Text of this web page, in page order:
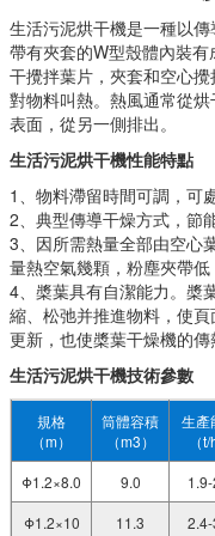
生活污泥烘干機是一種以
帶有夾套的W型殼體內裝
干攪拌葉片，夾套和空心
對物料叫熱。熱風通常從
表面，從另一側排出。
生活污泥烘干機性能特點
1、物料滯留時間可調，可
2、典型傳導干燥方式，節
3、因所需熱量全部由空心
量熱空氣幾顆，粉塵夾帶低
4、槳葉具有自潔能力。槳
縮、松弛并推進物料，使
更新，也使槳葉干燥機的傳
生活污泥烘干機技術參數
規格
（m）
筒體容積
（m3）
生產
（t/
Φ1.2×8.0
9.0
Φ1.2×10
11.3